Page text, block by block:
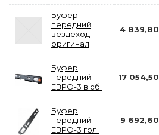
Буфер
передний
вездеход
оригинал
4 839,80
Буфер
передний
ЕВРО-3 в сб.
17 054,50
Буфер
передний
ЕВРО-3 гол.
9 692,60